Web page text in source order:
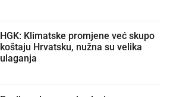
HGK: Klimatske promjene već skupo
koštaju Hrvatsku, nužna su velika
ulaganja